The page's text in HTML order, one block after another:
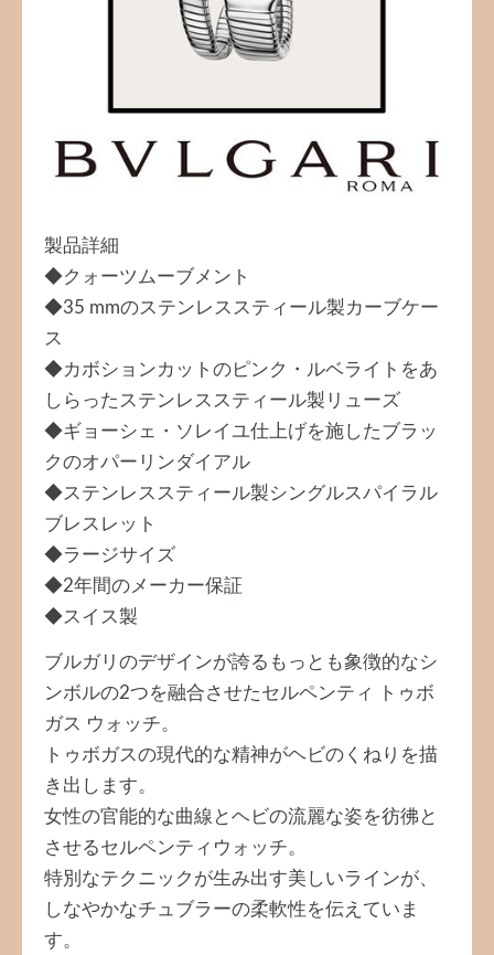
製品詳細
◆クォーツムーブメント
◆35 mmのステンレススティール製カーブケー
ス
◆カボションカットのピンク・ルベライトをあ
しらったステンレススティール製リューズ
◆ギョーシェ・ソレイユ仕上げを施したブラッ
クのオパーリンダイアル
◆ステンレススティール製シングルスパイラル
ブレスレット
◆ラージサイズ
◆2年間のメーカー保証
◆スイス製
ブルガリのデザインが誇るもっとも象徴的なシ
ンボルの2つを融合させたセルペンティ トゥボ
ガス ウォッチ。
トゥボガスの現代的な精神がヘビのくねりを描
き出します。
女性の官能的な曲線とヘビの流麗な姿を彷彿と
させるセルペンティウォッチ。
特別なテクニックが生み出す美しいラインが、
しなやかなチュブラーの柔軟性を伝えていま
す。